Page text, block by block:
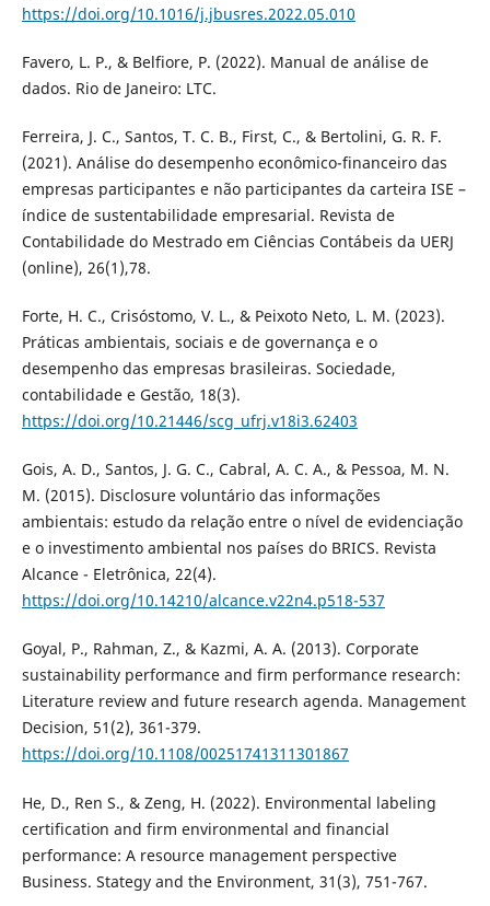
https://doi.org/10.1016/j.jbusres.2022.05.010
Favero, L. P., & Belfiore, P. (2022). Manual de análise de
dados. Rio de Janeiro: LTC.
Ferreira, J. C., Santos, T. C. B., First, C., & Bertolini, G. R. F.
(2021). Análise do desempenho econômico-financeiro das
empresas participantes e não participantes da carteira ISE –
índice de sustentabilidade empresarial. Revista de
Contabilidade do Mestrado em Ciências Contábeis da UERJ
(online), 26(1),78.
Forte, H. C., Crisóstomo, V. L., & Peixoto Neto, L. M. (2023).
Práticas ambientais, sociais e de governança e o
desempenho das empresas brasileiras. Sociedade,
contabilidade e Gestão, 18(3).
https://doi.org/10.21446/scg_ufrj.v18i3.62403
Gois, A. D., Santos, J. G. C., Cabral, A. C. A., & Pessoa, M. N.
M. (2015). Disclosure voluntário das informações
ambientais: estudo da relação entre o nível de evidenciação
e o investimento ambiental nos países do BRICS. Revista
Alcance - Eletrônica, 22(4).
https://doi.org/10.14210/alcance.v22n4.p518-537
Goyal, P., Rahman, Z., & Kazmi, A. A. (2013). Corporate
sustainability performance and firm performance research:
Literature review and future research agenda. Management
Decision, 51(2), 361-379.
https://doi.org/10.1108/00251741311301867
He, D., Ren S., & Zeng, H. (2022). Environmental labeling
certification and firm environmental and financial
performance: A resource management perspective
Business. Stategy and the Environment, 31(3), 751-767.